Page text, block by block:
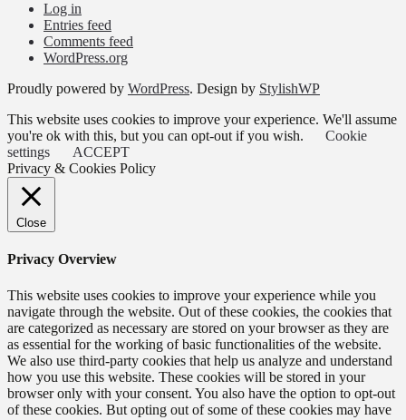
Log in
Entries feed
Comments feed
WordPress.org
Proudly powered by WordPress. Design by StylishWP
This website uses cookies to improve your experience. We'll assume
you're ok with this, but you can opt-out if you wish.
Cookie
settings
ACCEPT
Privacy & Cookies Policy
Close
Privacy Overview
This website uses cookies to improve your experience while you
navigate through the website. Out of these cookies, the cookies that
are categorized as necessary are stored on your browser as they are
as essential for the working of basic functionalities of the website.
We also use third-party cookies that help us analyze and understand
how you use this website. These cookies will be stored in your
browser only with your consent. You also have the option to opt-out
of these cookies. But opting out of some of these cookies may have